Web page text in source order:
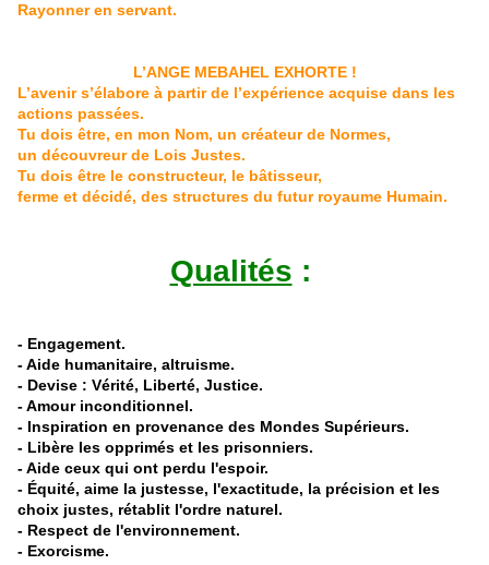
Rayonner en servant.
L’ANGE MEBAHEL EXHORTE !
L’avenir s’élabore à partir de l’expérience acquise dans les
actions passées.
Tu dois être, en mon Nom, un créateur de Normes,
un découvreur de Lois Justes.
Tu dois être le constructeur, le bâtisseur,
ferme et décidé, des structures du futur royaume Humain.
Qualités :
- Engagement.
- Aide humanitaire, altruisme.
- Devise : Vérité, Liberté, Justice.
- Amour inconditionnel.
- Inspiration en provenance des Mondes Supérieurs.
- Libère les opprimés et les prisonniers.
- Aide ceux qui ont perdu l'espoir.
- Équité, aime la justesse, l'exactitude, la précision et les
choix justes, rétablit l'ordre naturel.
- Respect de l'environnement.
- Exorcisme.